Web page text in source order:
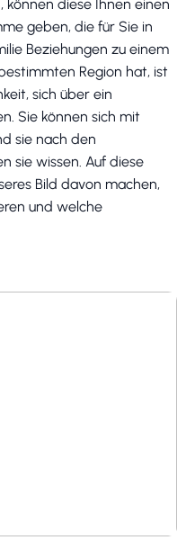
diese Ihnen einen
geben, die für Sie in
Beziehungen zu einem
Region hat, ist
sich über ein
Sie können sich mit
sie nach den
sie wissen. Auf diese
Bild davon machen,
und welche